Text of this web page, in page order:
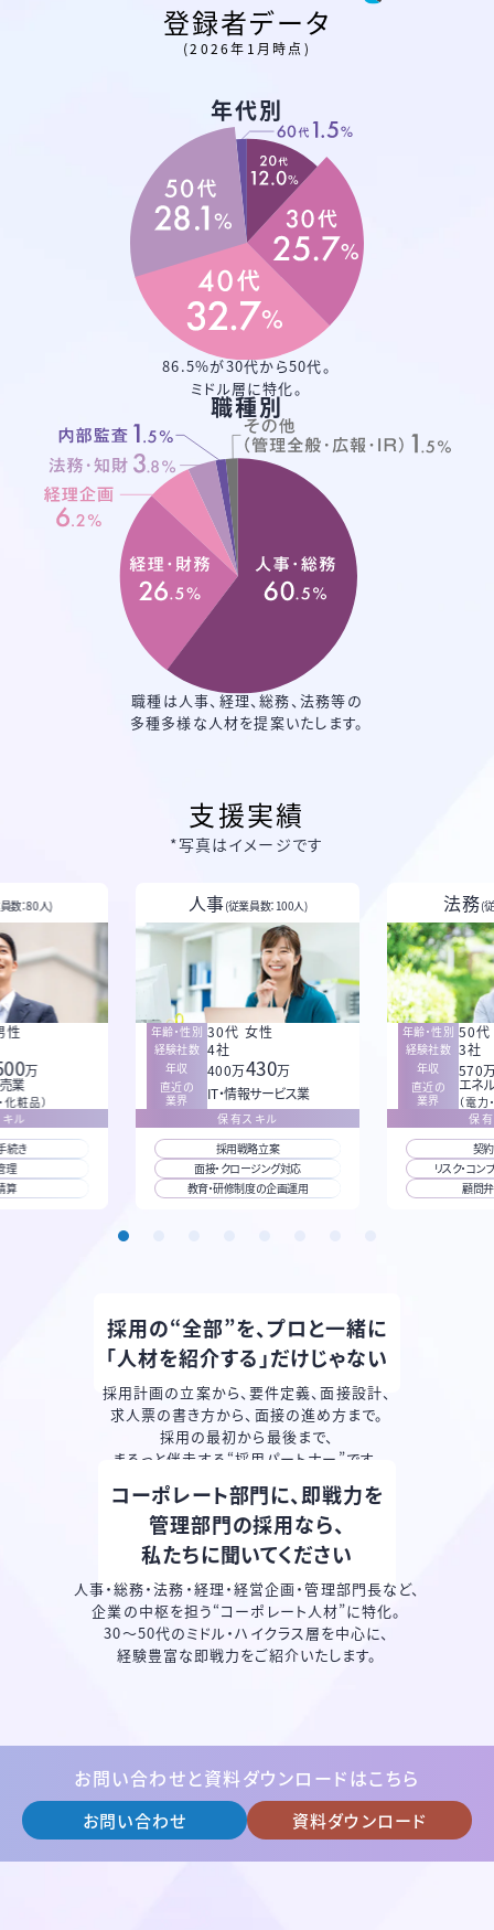
登録者データ
(2026年1月時点)
年代別
86.5%が30代から50代。
ミドル層に特化。
職種別
職種は人事、経理、総務、法務等の
多種多様な人材を提案いたします。
支援実績
*写真はイメージです
数：80人)
性
万
業
化粧品）
ル
続き
理
算
人事(従業員数：100人)
年齢・性別 30代 女性
経験社数 4社
年収 400万430万
直近の
業界
IT・情報サービス業
保有スキル
採用戦略立案
面接・クロージング対応
教育・研修制度の企画運用
法務(
年齢・性別 50代
経験社数 3社
年収 570
直近の
業界
エネ
（電力
保
契
リスク・コン
顧問
採用の“全部”を、プロと一緒に
「人材を紹介する」だけじゃない
採用計画の立案から、要件定義、面接設計、
求人票の書き方から、面接の進め方まで。
採用の最初から最後まで、
まるっと伴走する“採用パートナー”です。
コーポレート部門に、即戦力を
管理部門の採用なら、
私たちに聞いてください
人事・総務・法務・経理・経営企画・管理部門長など、
企業の中枢を担う“コーポレート人材”に特化。
30〜50代のミドル・ハイクラス層を中心に、
経験豊富な即戦力をご紹介いたします。
お問い合わせと資料ダウンロードはこちら
お問い合わせ 資料ダウンロード